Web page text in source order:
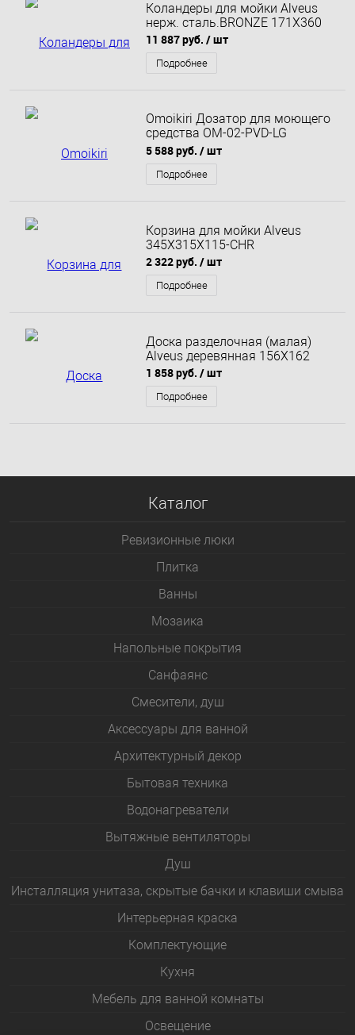
Коландеры для мойки Alveus
нерж. сталь.BRONZE 171X360
11 887 руб. / шт
Подробнее
Omoikiri Дозатор для моющего
средства OM-02-PVD-LG
латунь/светлое золото 4995005
5 588 руб. / шт
Подробнее
Корзина для мойки Alveus
345X315X115-CHR
2 322 руб. / шт
Подробнее
Доска разделочная (малая)
Alveus деревянная 156X162
1 858 руб. / шт
Подробнее
Каталог
Ревизионные люки
Плитка
Bанны
Мозаика
Напольные покрытия
Санфаянс
Смесители, душ
Аксессуары для ванной
Архитектурный декор
Бытовая техника
Водонагреватели
Вытяжные вентиляторы
Душ
Инсталляция унитаза, скрытые бачки и клавиши смыва
Интерьерная краска
Комплектующие
Кухня
Мебель для ванной комнаты
Освещение